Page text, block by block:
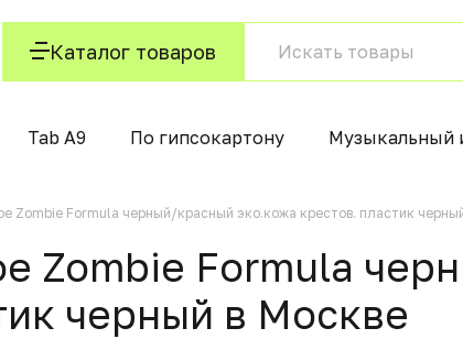
Каталог товаров
Tab A9 По гипсокартону Музыкальный
Zombie Formula черный/красный эко.кожа крестов. пластик
Zombie Formula
черный в Москвe